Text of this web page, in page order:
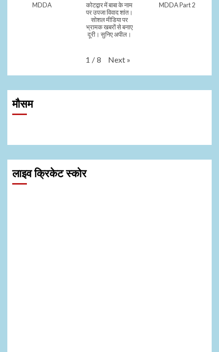
MDDA
कोटद्वार में बाबा के नाम
पर उपजा विवाद शांत।
सोशल मीडिया पर
भ्रामक खबरों से बनाए
दूरी। सुनिए अपील।
MDDA Part 2
1 / 8 Next »
मौसम
लाइव क्रिकेट स्कोर